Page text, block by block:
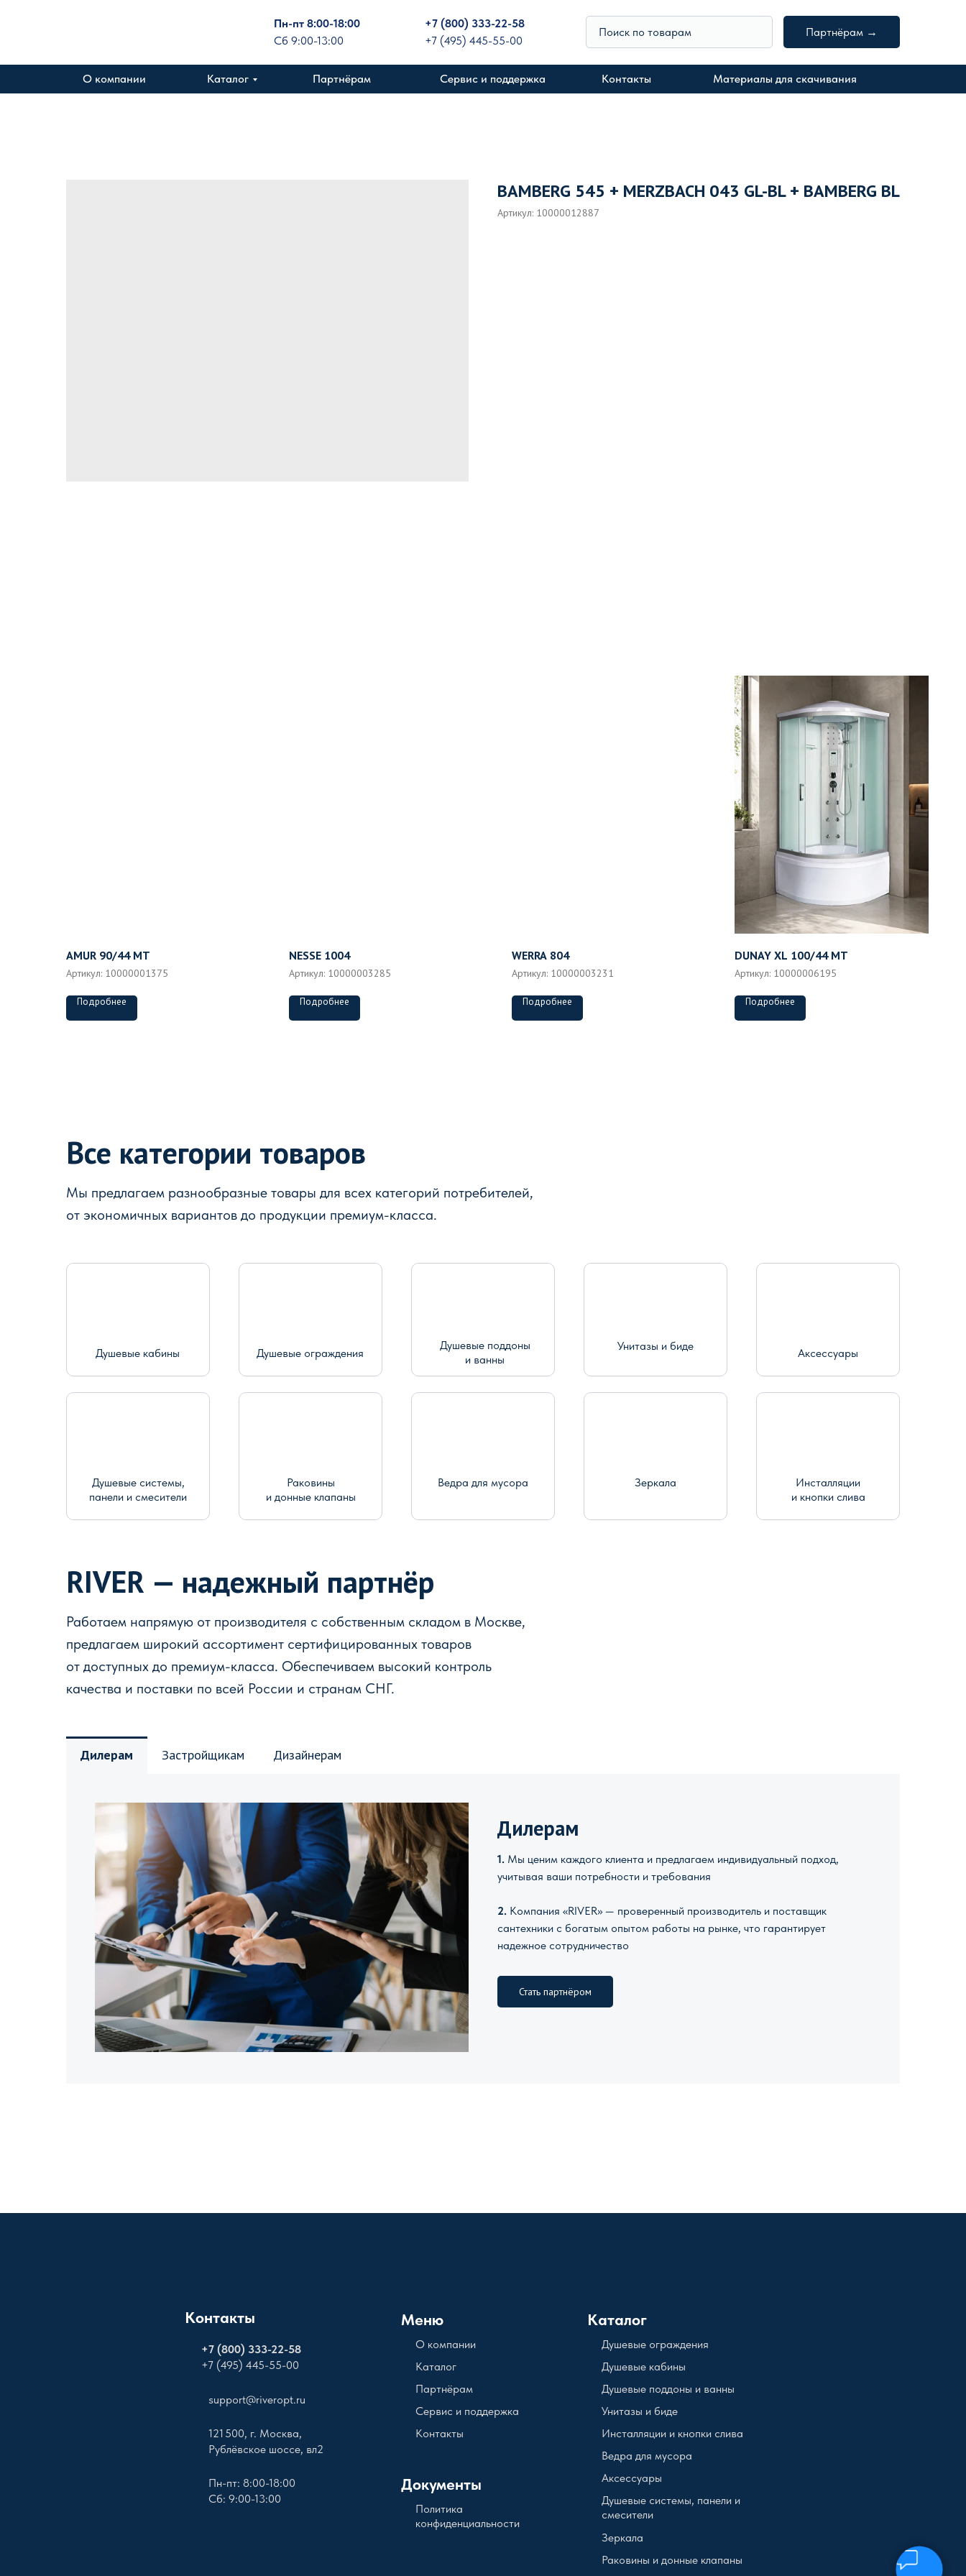
Партнёрам →
О компании Материалы для скачивания
Каталог Партнёрам Сервис и поддержка Контакты
Пн-пт 8:00-18:00
Сб 9:00-13:00
+7 (800) 333-22-58
+7 (495) 445-55-00
Поиск по товарам
BAMBERG 545 + MERZBACH 043 GL-BL + BAMBERG BL
Артикул: 10000012887
AMUR 90/44 MT
Артикул: 10000001375
Подробнее
NESSE 1004
Артикул: 10000003285
Подробнее
WERRA 804
Артикул: 10000003231
Подробнее
DUNAY XL 100/44 MT
Артикул: 10000006195
Подробнее
Все категории товаров
Мы предлагаем разнообразные товары для всех категорий потребителей,
от экономичных вариантов до продукции премиум-класса.
Душевые системы,
панели и смесители
Ведра для мусора
Душевые кабины
Зеркала
Душевые ограждения
Раковины
и донные клапаны
Аксессуары
Инсталляции
и кнопки слива
Унитазы и биде
Душевые поддоны
и ванны
RIVER — надежный партнёр
Работаем напрямую от производителя с собственным складом в Москве,
предлагаем широкий ассортимент сертифицированных товаров
от доступных до премиум-класса. Обеспечиваем высокий контроль
качества и поставки по всей России и странам СНГ.
Дилерам Застройщикам Дизайнерам
Дилерам
1. Мы ценим каждого клиента и предлагаем индивидуальный подход,
учитывая ваши потребности и требования
2. Компания «RIVER» — проверенный производитель и поставщик
сантехники с богатым опытом работы на рынке, что гарантирует
надежное сотрудничество
Стать партнёром
Контакты
+7 (800) 333-22-58
+7 (495) 445-55-00
support@riveropt.ru
Меню
121 500, г. Москва,
Рублёвское шоссе, вл2
О компании
Документы
Пн-пт: 8:00-18:00
Сб: 9:00-13:00
Каталог
Политика
конфиденциальности
Партнёрам
Сервис и поддержка
Контакты
Каталог
Душевые кабины
Душевые поддоны и ванны
Унитазы и биде
Инсталляции и кнопки слива
Ведра для мусора
Аксессуары
Душевые системы, панели и
смесители
Зеркала
Раковины и донные клапаны
Душевые ограждения